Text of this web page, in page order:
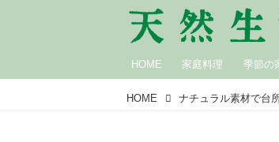
HOME 家庭料理 季節の
HOME